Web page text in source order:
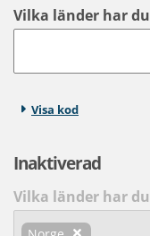
Vilka länder har
Visa kod
Inaktiverad
Vilka länder har